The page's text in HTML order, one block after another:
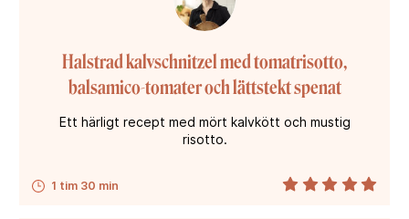
1 tim 30 min
Halstrad kalvschnitzel med tomatrisotto,
balsamico-tomater och lättstekt spenat
Ett härligt recept med mört kalvkött och mustig
risotto.